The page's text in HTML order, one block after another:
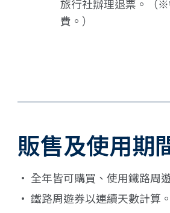
旅行社辦理退票。（
費。）
販售及使用期
· 全年皆可購買、使用鐵路周
· 鐵路周遊券以連續天數計算。